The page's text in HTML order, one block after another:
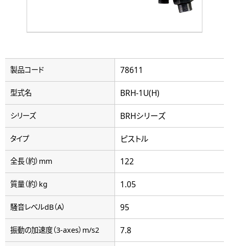
製品コード 78611
型式名 BRH-1U(H)
シリーズ BRHシリーズ
タイプ ピストル
全長（約）mm 122
質量（約）kg 1.05
騒音レベルdB（A） 95
振動の加速度（3-axes）m/s2 7.8